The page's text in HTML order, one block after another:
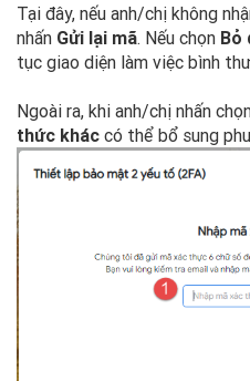
Tại đây, nếu anh/chị không
nhấn Gửi lại mã. Nếu chọn Bỏ
tục giao diện làm việc bình
Ngoài ra, khi anh/chị nhấn
thức khác có thể bổ sung